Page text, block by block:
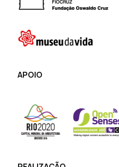
APOIO